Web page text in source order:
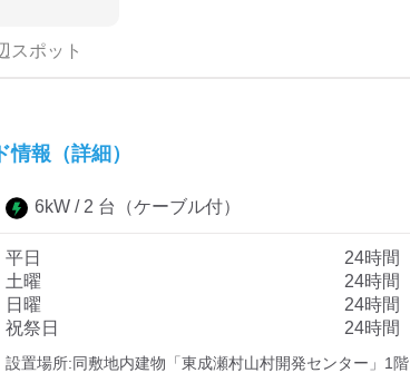
スポット
報（詳細）
6kW / 2 台 （ケーブル付）
平日
24時間
土曜
24時間
日曜
24時間
祝祭日
24時間
設置場所:同敷地内建物「東成瀬村山村開発センター」1階